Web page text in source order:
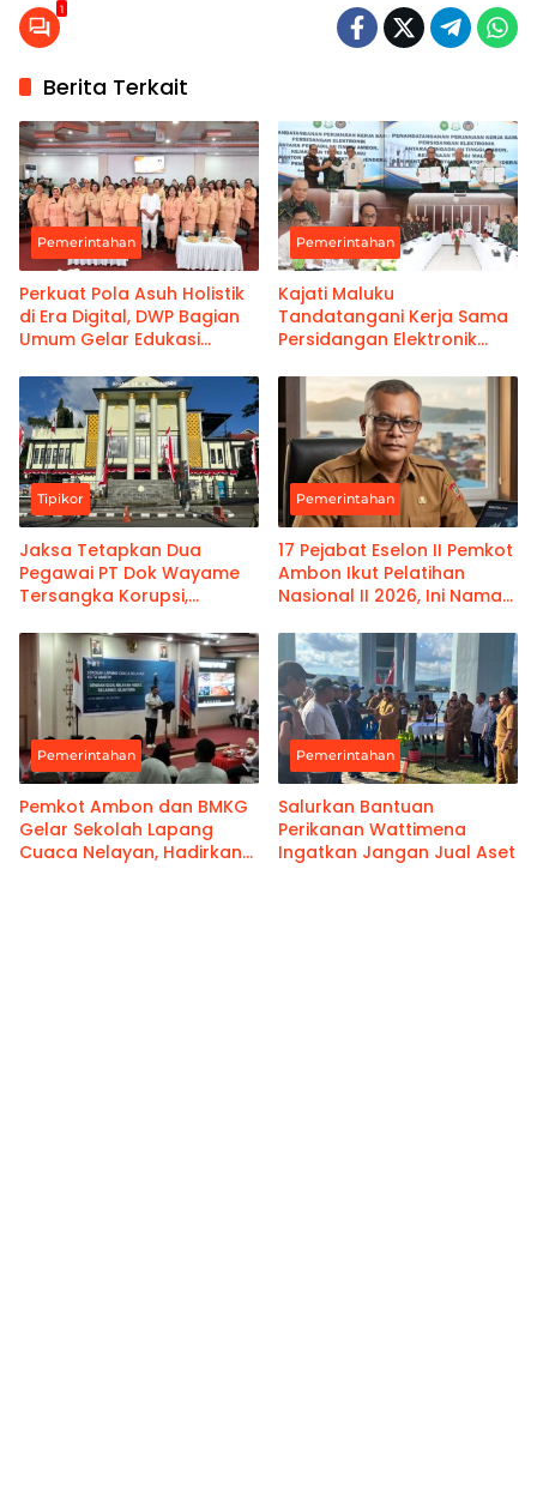
1
Berita Terkait
Pemerintahan
Perkuat Pola Asuh Holistik
di Era Digital, DWP Bagian
Umum Gelar Edukasi
Pemerintahan
Kajati Maluku
Tandatangani Kerja Sama
Persidangan Elektronik
Kanwil Pemasyarakatan
Tipikor
Jaksa Tetapkan Dua
Pegawai PT Dok Wayame
Tersangka Korupsi,
Rp18,9 Miliar
Pemerintahan
17 Pejabat Eselon II Pemkot
Ambon Ikut Pelatihan
Nasional II 2026, Ini Nama-
Pemerintahan
Pemkot Ambon dan BMKG
Gelar Sekolah Lapang
Cuaca Nelayan, Hadirkan
Pemerintahan
Salurkan Bantuan
Perikanan Wattimena
Ingatkan Jangan Jual Aset